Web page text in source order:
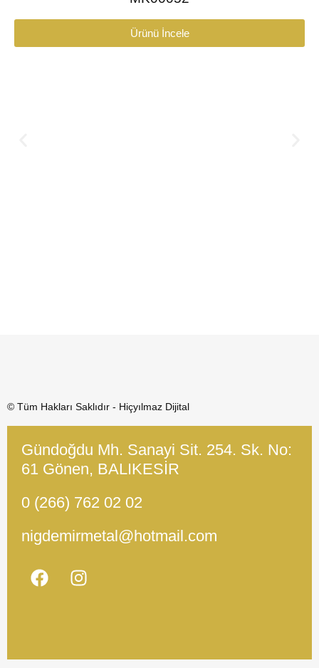
Ürünü İncele
© Tüm Hakları Saklıdır - Hiçyılmaz Dijital
Gündoğdu Mh. Sanayi Sit. 254. Sk. No:
61 Gönen, BALIKESİR
0 (266) 762 02 02
nigdemirmetal@hotmail.com